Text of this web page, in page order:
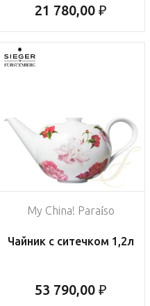
21 780,00 ₽
My China! Paraíso
Чайник с ситечком 1,2л
53 790,00 ₽